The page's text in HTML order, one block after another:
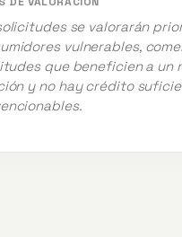
se valorarán
vulnerables,
que beneficien a un
y no hay crédito